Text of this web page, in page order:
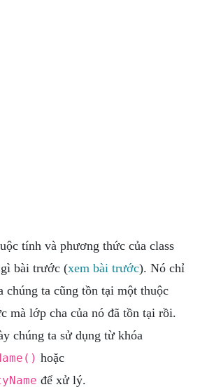
tính và phương thức của class
bài trước (xem bài trước). Nó chỉ
chúng ta cũng tồn tại một thuộc
mà lớp cha của nó đã tồn tại rồi.
chúng ta sử dụng từ khóa
hoặc
để xử lý.